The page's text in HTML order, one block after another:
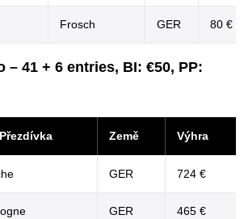
Frosch GER 80 €
– 41 + 6 entries, BI: €50, PP:
Země Výhra
GER 724 €
GER 465 €